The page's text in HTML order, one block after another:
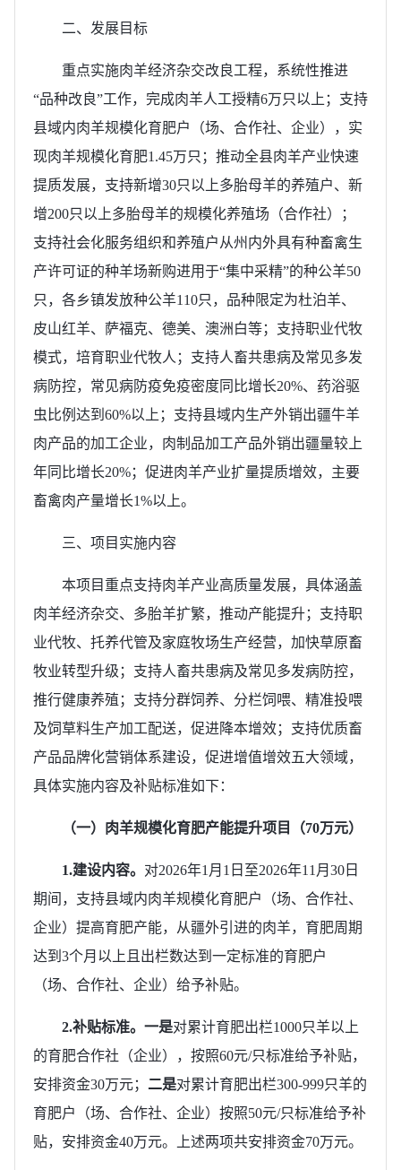
二、发展目标
重点实施肉羊经济杂交改良工程，系统性推进
“品种改良”工作，完成肉羊人工授精6万只以上；支持
县域内肉羊规模化育肥户（场、合作社、企业），实
现肉羊规模化育肥1.45万只；推动全县肉羊产业快速
提质发展，支持新增30只以上多胎母羊的养殖户、新
增200只以上多胎母羊的规模化养殖场（合作社）；
支持社会化服务组织和养殖户从州内外具有种畜禽生
产许可证的种羊场新购进用于“集中采精”的种公羊50
只，各乡镇发放种公羊110只，品种限定为杜泊羊、
皮山红羊、萨福克、德美、澳洲白等；支持职业代牧
模式，培育职业代牧人；支持人畜共患病及常见多发
病防控，常见病防疫免疫密度同比增长20%、药浴驱
虫比例达到60%以上；支持县域内生产外销出疆牛羊
肉产品的加工企业，肉制品加工产品外销出疆量较上
年同比增长20%；促进肉羊产业扩量提质增效，主要
畜禽肉产量增长1%以上。
三、项目实施内容
本项目重点支持肉羊产业高质量发展，具体涵盖
肉羊经济杂交、多胎羊扩繁，推动产能提升；支持职
业代牧、托养代管及家庭牧场生产经营，加快草原畜
牧业转型升级；支持人畜共患病及常见多发病防控，
推行健康养殖；支持分群饲养、分栏饲喂、精准投喂
及饲草料生产加工配送，促进降本增效；支持优质畜
产品品牌化营销体系建设，促进增值增效五大领域，
具体实施内容及补贴标准如下：
（一）肉羊规模化育肥产能提升项目（70万元）
1.建设内容。 对2026年1月1日至2026年11月30日
期间，支持县域内肉羊规模化育肥户（场、合作社、
企业）提高育肥产能，从疆外引进的肉羊，育肥周期
达到3个月以上且出栏数达到一定标准的育肥户
（场、合作社、企业）给予补贴。
2.补贴标准。一是对累计育肥出栏1000只羊以上
的育肥合作社（企业），按照60元/只标准给予补贴，
安排资金30万元； 二是对累计育肥出栏300-999只羊的
育肥户（场、合作社、企业）按照50元/只标准给予补
贴，安排资金40万元。上述两项共安排资金70万元。